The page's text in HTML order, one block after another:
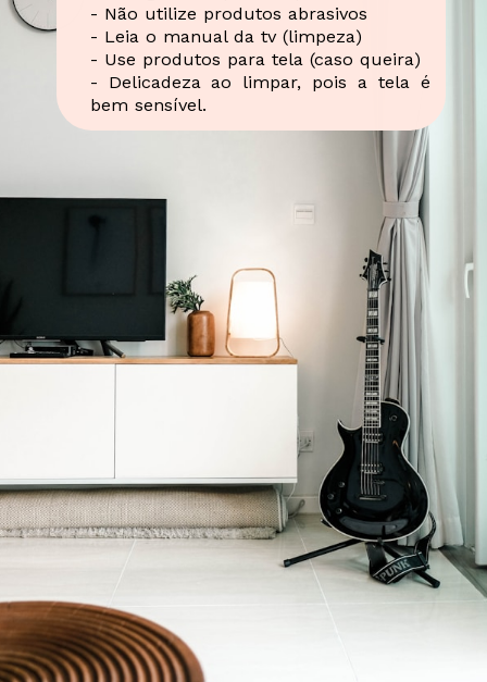
- Não utilize produtos abrasivos
- Leia o manual da tv (limpeza)
- Use produtos para tela (caso queira)
- Delicadeza ao limpar, pois a tela é
bem sensível.